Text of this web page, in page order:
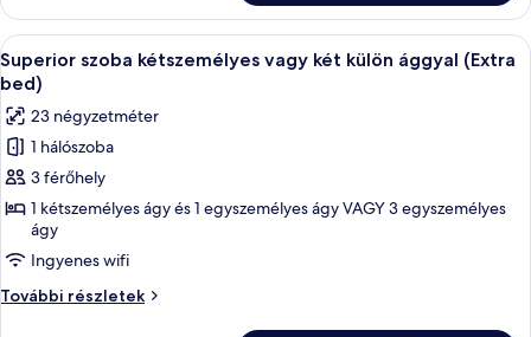
részletei
A
következő
szoba
összes
képének
megtekintése:
Superior
szoba
kétszemélyes
vagy
Egy szállodai szoba két ággyal, egy
14
Superior szoba kétszemélyes vagy két külön ággyal (Extra
bed)
23 négyzetméter
1 hálószoba
3 férőhely
1 kétszemélyes ágy és 1 egyszemélyes ágy VAGY 3 egyszemélyes
ágy
Ingyenes wifi
További részletek
Superior